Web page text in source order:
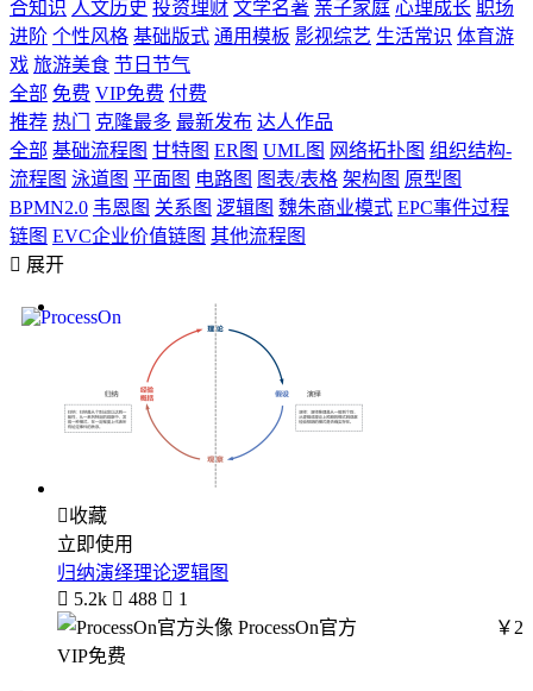
合知识 人文历史 投资理财 文学名著 亲子家庭 心理成长 职场
进阶 个性风格 基础版式 通用模板 影视综艺 生活常识 体育游
戏 旅游美食 节日节气
全部 免费 VIP免费 付费
推荐 热门 克隆最多 最新发布 达人作品
全部 基础流程图 甘特图 ER图 UML图 网络拓扑图 组织结构-
流程图 泳道图 平面图 电路图 图表/表格 架构图 原型图
BPMN2.0 韦恩图 关系图 逻辑图 魏朱商业模式 EPC事件过程
链图 EVC企业价值链图 其他流程图
 展开
收藏
立即使用
归纳演绎理论逻辑图
 5.2k  488  1
ProcessOn官方
￥2
VIP免费